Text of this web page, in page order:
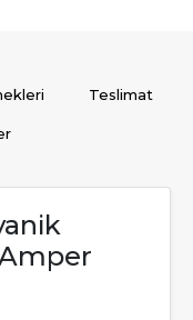
Teslimat